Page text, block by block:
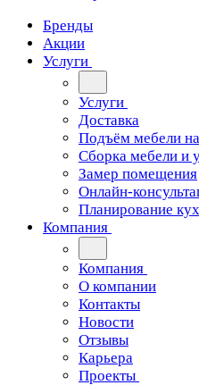
Бренды
Акции
Услуги
Услуги
Доставка
Подъём мебели
Сборка мебели и
Замер помещения
Онлайн-
Планирование
Компания
Компания
О компании
Контакты
Новости
Отзывы
Карьера
Проекты